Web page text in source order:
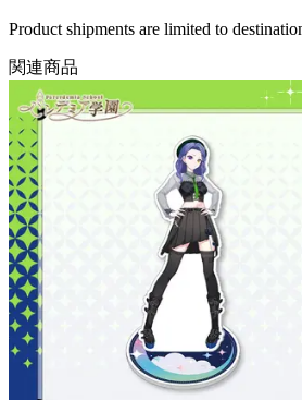
Product shipments are limited to
関連商品